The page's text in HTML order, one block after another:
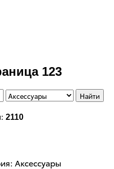
123
Найти
2110
Аксессуары